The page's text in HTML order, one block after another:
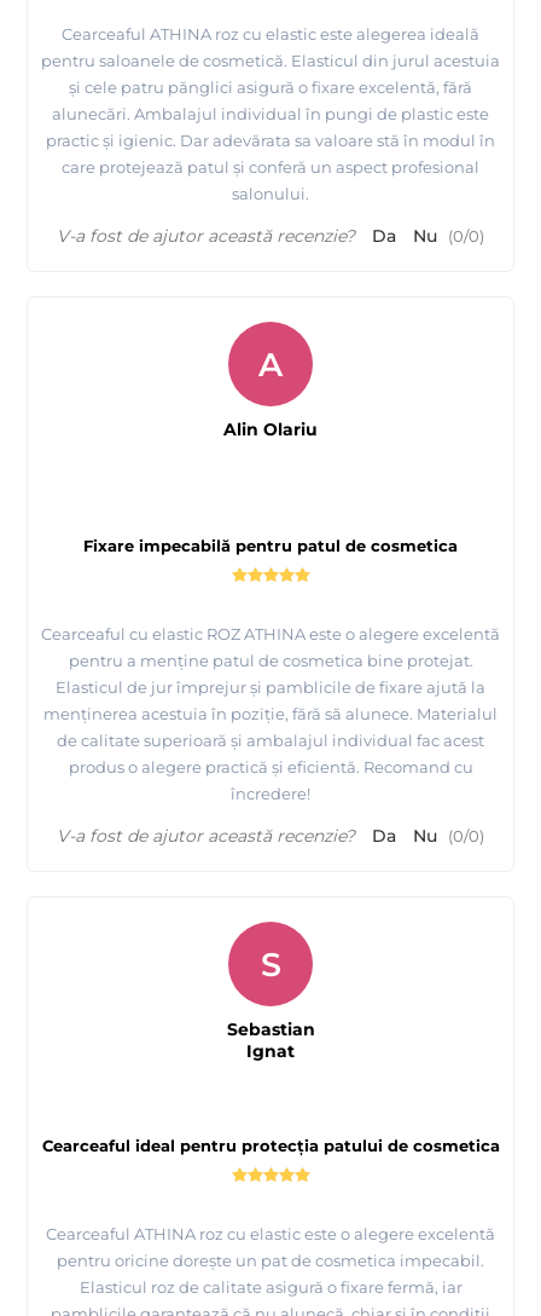
Cearceaful ATHINA roz cu elastic este alegerea ideală
pentru saloanele de cosmetică. Elasticul din jurul acestuia
și cele patru pănglici asigură o fixare excelentă, fără
alunecări. Ambalajul individual în pungi de plastic este
practic și igienic. Dar adevărata sa valoare stă în modul în
care protejează patul și conferă un aspect profesional
salonului.
V-a fost de ajutor această recenzie? Da Nu (0/0)
Fixare impecabilă pentru patul de cosmetica
Cearceaful cu elastic ROZ ATHINA este o alegere excelentă
pentru a menține patul de cosmetica bine protejat.
Elasticul de jur împrejur și pamblicile de fixare ajută la
menținerea acestuia în poziție, fără să alunece. Materialul
de calitate superioară și ambalajul individual fac acest
produs o alegere practică și eficientă. Recomand cu
încredere!
A
Alin Olariu
V-a fost de ajutor această recenzie? Da Nu (0/0)
Cearceaful ideal pentru protecția patului de cosmetica
Cearceaful ATHINA roz cu elastic este o alegere excelentă
pentru oricine dorește un pat de cosmetica impecabil.
Elasticul roz de calitate asigură o fixare fermă, iar
S
Sebastian
Ignat